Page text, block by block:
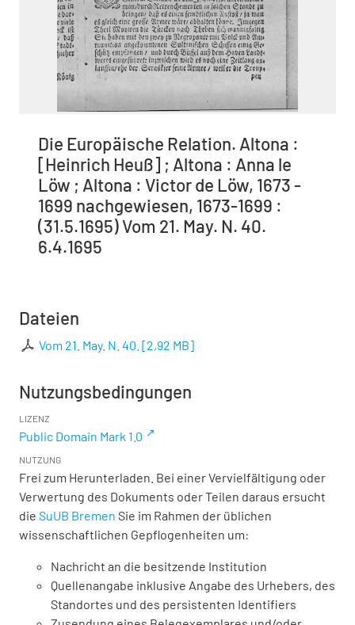
Die Europäische Relation. Altona :
[Heinrich Heuß] ; Altona : Anna le
Löw ; Altona : Victor de Löw, 1673 -
1699 nachgewiesen, 1673-1699 :
(31.5.1695) Vom 21. May. N. 40.
6.4.1695
Dateien
Vom 21. May. N. 40. [2,92 MB]
Nutzungsbedingungen
LIZENZ
Public Domain Mark 1.0
NUTZUNG
Frei zum Herunterladen. Bei einer Vervielfältigung oder
Verwertung des Dokuments oder Teilen daraus ersucht
die SuUB Bremen Sie im Rahmen der üblichen
wissenschaftlichen Gepflogenheiten um:
Nachricht an die besitzende Institution
Quellenangabe inklusive Angabe des Urhebers, des
Standortes und des persistenten Identifiers